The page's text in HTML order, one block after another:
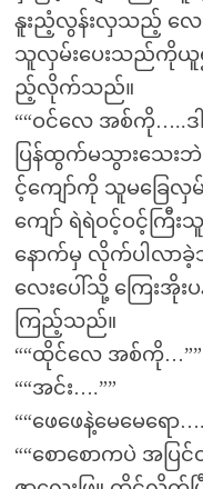
နူးညံ့လွန်းလှသည့် လ
သူလှမ်းပေးသည်ကိုယူ၍
ည့်လိုက်သည်။
““ဝင်လေ အစ်ကို…..
ပြန်ထွက်မသွားသေး
င့်ကျော်ကို သူမခြေလှ
ကျော် ရဲရဲဝင့်ဝင့်ကြီး
နောက်မှ လိုက်ပါလာခဲ့
လေးပေါ်သို့ ကြေး
ကြည့်သည်။
““ထိုင်လေ အစ်ကို…””
““အင်း….””
““ဖေဖေနဲ့မေမေရော
““စောစောကပဲ အပ